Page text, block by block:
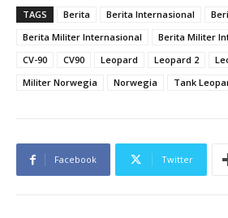
TAGS Berita Berita Internasional
Berita Militer Internasional
Berita Militer
CV-90
CV90 Leopard Leopard 2
Militer Norwegia
Norwegia Tank
Facebook Twitter